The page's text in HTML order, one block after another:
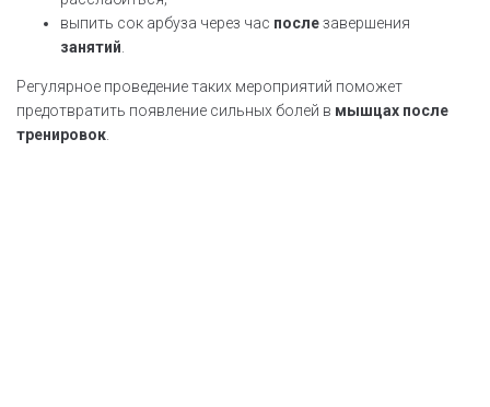
выпить сок арбуза через час послезавершения
занятий
Регулярное проведение таких мероприятий поможет
предотвратить появление сильных болей в мышцах после
тренировок